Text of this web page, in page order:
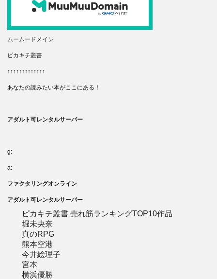
ムームードメイン
ピカキチ叢書
↑↑↑↑↑↑↑↑↑↑↑↑↑
あなたの読みたい本がここにある！
アダルト可レンタルサーバー
g:
a:
ファクタリングオンライン
アダルト可レンタルサーバー
ピカキチ叢書 売れ筋ランキングTOP10作品
堀未央奈
真のRPG
熊本空港
今井絵理子
宮本
横浜優勝